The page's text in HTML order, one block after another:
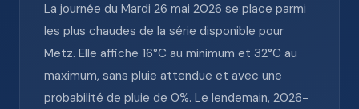
La journée du Mardi 26 mai 2026 se place parmi
les plus chaudes de la série disponible pour
Metz. Elle affiche 16°C au minimum et 32°C au
maximum, sans pluie attendue et avec une
probabilité de pluie de 0%. Le lendemain, 2026-